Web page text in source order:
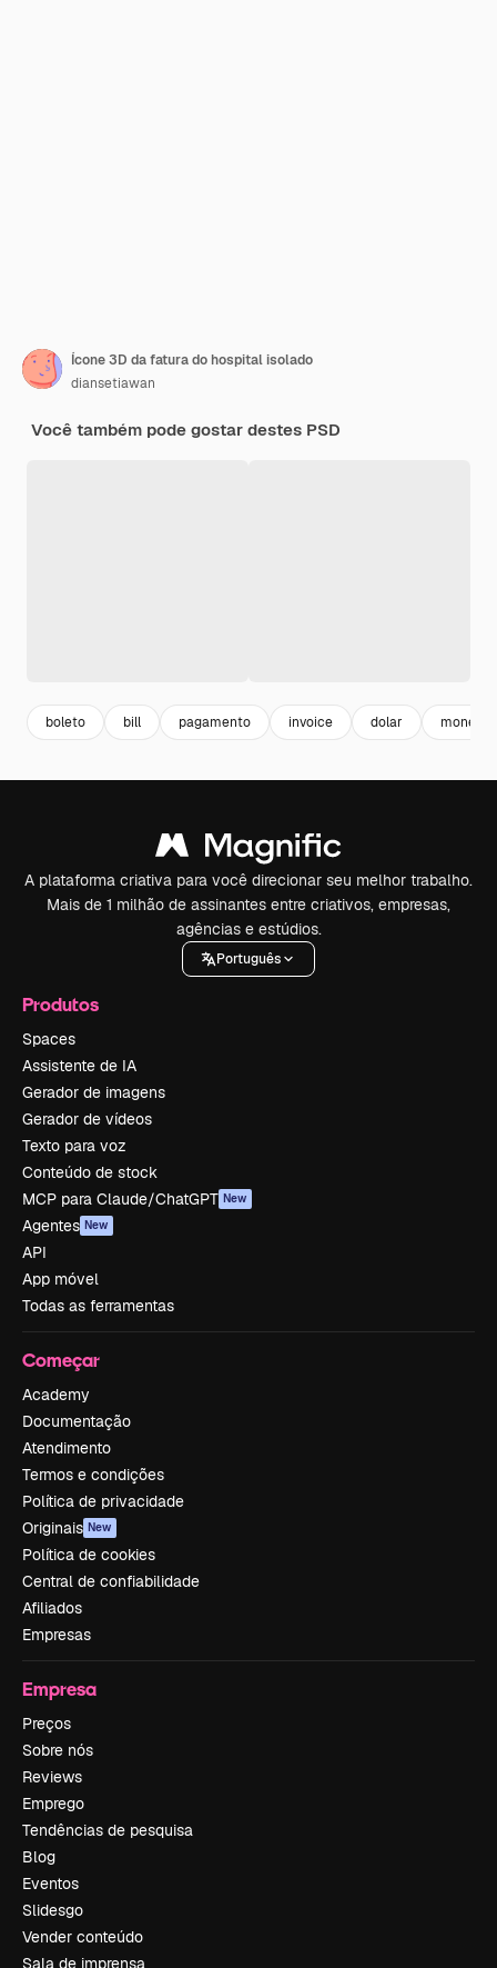
Ícone 3D da fatura do hospital isolado
diansetiawan
Você também pode gostar destes PSD
boleto bill pagamento invoice dolar money
A plataforma criativa para você direcionar seu melhor trabalho.
Mais de 1 milhão de assinantes entre criativos, empresas,
agências e estúdios.
Português
Produtos
Spaces
Assistente de IA
Gerador de imagens
Gerador de vídeos
Texto para voz
Conteúdo de stock
MCP para Claude/ChatGPT New
Agentes New
API
App móvel
Todas as ferramentas
Começar
Academy
Documentação
Atendimento
Termos e condições
Política de privacidade
Originais New
Política de cookies
Central de confiabilidade
Afiliados
Empresas
Empresa
Preços
Sobre nós
Reviews
Emprego
Tendências de pesquisa
Blog
Eventos
Slidesgo
Vender conteúdo
Sala de imprensa